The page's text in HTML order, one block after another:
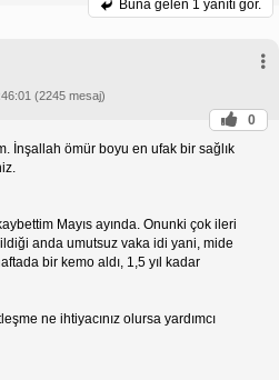
Buna gelen 1 yanıtı gör.
(2245 mesaj)
0
İnşallah ömür boyu en ufak bir sağlık
Mayıs ayında. Onunki çok ileri
anda umutsuz vaka idi yani, mide
bir kemo aldı, 1,5 yıl kadar
ne ihtiyacınız olursa yardımcı